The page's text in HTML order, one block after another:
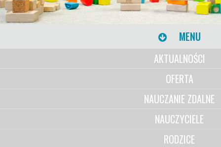
MENU
AKTUALNOŚCI
OFERTA
NAUCZANIE ZDALNE
NAUCZYCIELE
RODZICE